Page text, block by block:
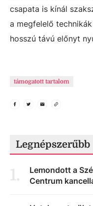
csapata is kínál
a megfelelő
hosszú távú előnyt
támogatott tartalom
Legnépszerűbb
1.
Lemondott a
Centrum